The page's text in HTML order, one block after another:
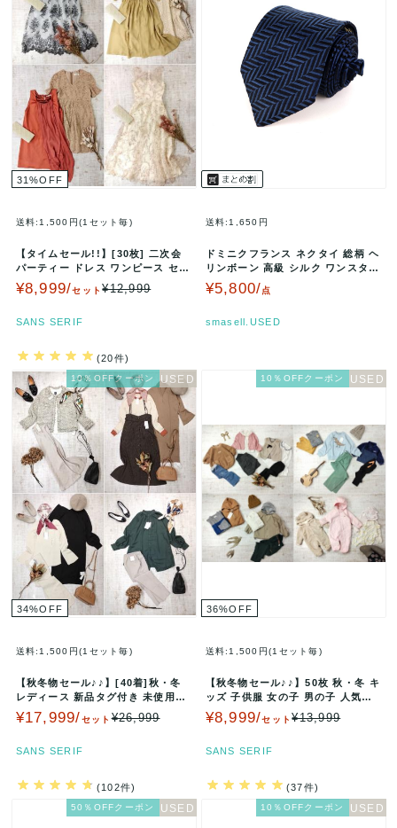
31%OFF
送料:1,500円(1セット毎)
【タイムセール!!】[30枚] 二次会
パーティー ドレス ワンピース セッ
ト まとめ売り ブラン…
¥8,999/セット¥12,999
SANS SERIF
(20件)
送料:1,650円
ドミニクフランス ネクタイ 総柄 ヘ
リンボーン 高級 シルク ワンスター
フランス製 メンズ ネイビ…
¥5,800/点
smasell.USED
10％OFFクーポン
34%OFF
送料:1,500円(1セット毎)
【秋冬物セール♪♪】[40着]秋・冬
レディース 新品タグ付き 未使用品
セット まとめ売り ニット…
¥17,999/セット¥26,999
SANS SERIF
(102件)
10％OFFクーポン
36%OFF
送料:1,500円(1セット毎)
【秋冬物セール♪♪】50枚 秋・冬 キ
ッズ 子供服 女の子 男の子 人気ブ
ランド入り セット まとめ…
¥8,999/セット¥13,999
SANS SERIF
(37件)
50％OFFクーポン 10％OFFクーポン